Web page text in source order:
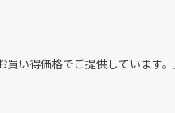
い得価格でご提供しています